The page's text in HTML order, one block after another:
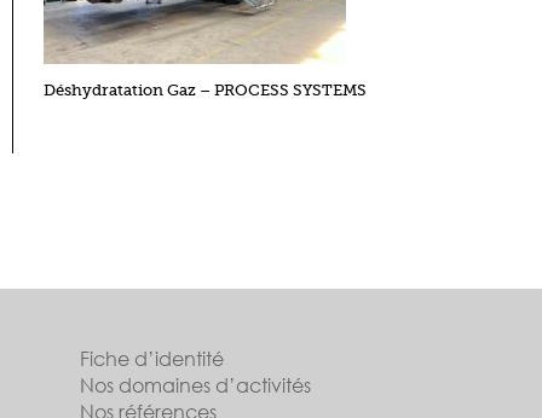
Déshydratation Gaz – PROCESS SYSTEMS
Fiche d’identité
Nos domaines d’activités
Nos références